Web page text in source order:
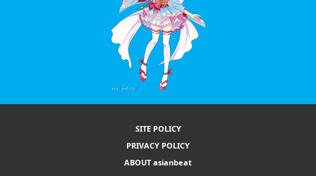
SITE POLICY
PRIVACY POLICY
ABOUT asianbeat